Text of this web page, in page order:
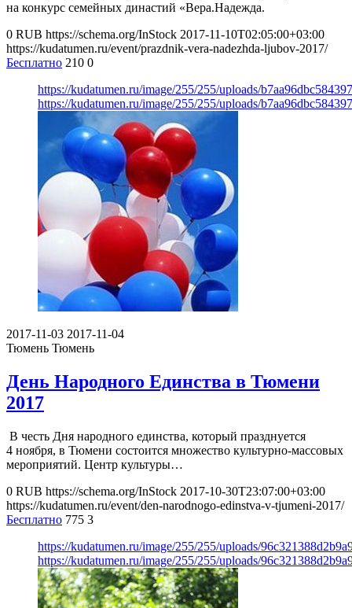
на конкурс семейных династий «Вера.Надежда.
0 RUB https://schema.org/InStock 2017-11-10T02:05:00+03:00
https://kudatumen.ru/event/prazdnik-vera-nadezhda-ljubov-2017/
Бесплатно 210 0
https://kudatumen.ru/image/255/255/uploads/
https://kudatumen.ru/image/255/255/uploads/
2017-11-03 2017-11-04
Тюмень Тюмень
День Народного Единства в Тюмени
2017
В честь Дня народного единства, который празднуется
4 ноября, в Тюмени состоится множество культурно-массовых
мероприятий. Центр культуры…
0 RUB https://schema.org/InStock 2017-10-30T23:07:00+03:00
https://kudatumen.ru/event/den-narodnogo-edinstva-v-tjumeni-2017/
Бесплатно 775 3
https://kudatumen.ru/image/255/255/uploads/
https://kudatumen.ru/image/255/255/uploads/